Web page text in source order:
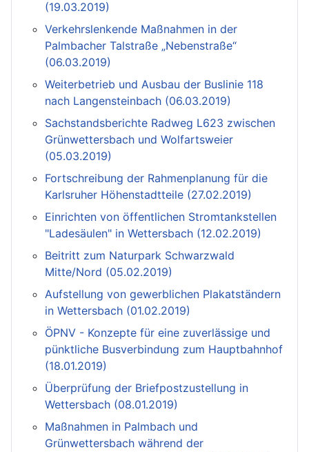
(19.03.2019)
Verkehrslenkende Maßnahmen in der
Palmbacher Talstraße „Nebenstraße“
(06.03.2019)
Weiterbetrieb und Ausbau der Buslinie 118
nach Langensteinbach (06.03.2019)
Sachstandsberichte Radweg L623 zwischen
Grünwettersbach und Wolfartsweier
(05.03.2019)
Fortschreibung der Rahmenplanung für die
Karlsruher Höhenstadtteile (27.02.2019)
Einrichten von öffentlichen Stromtankstellen
"Ladesäulen" in Wettersbach (12.02.2019)
Beitritt zum Naturpark Schwarzwald
Mitte/Nord (05.02.2019)
Aufstellung von gewerblichen Plakatständern
in Wettersbach (01.02.2019)
ÖPNV - Konzepte für eine zuverlässige und
pünktliche Busverbindung zum Hauptbahnhof
(18.01.2019)
Überprüfung der Briefpostzustellung in
Wettersbach (08.01.2019)
Maßnahmen in Palmbach und
Grünwettersbach während der